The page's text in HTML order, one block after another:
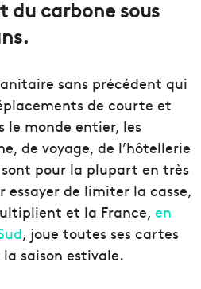
carbone sous
sans précédent qui
de courte et
le monde entier, les
de voyage, de l’hôtellerie
pour la plupart en très
de limiter la casse,
et la France, en
, joue toutes ses cartes
saison estivale.